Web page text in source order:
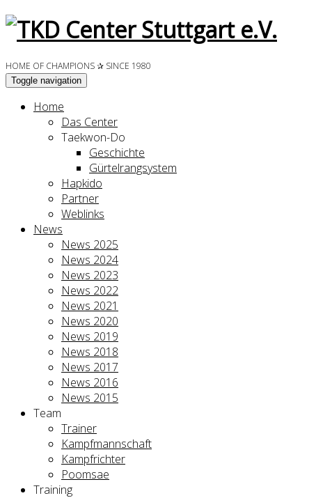
HOME OF CHAMPIONS ✰ SINCE 1980
Toggle navigation
Home
Das Center
Taekwon-Do
Geschichte
Gürtelrangsystem
Hapkido
Partner
Weblinks
News
News 2025
News 2024
News 2023
News 2022
News 2021
News 2020
News 2019
News 2018
News 2017
News 2016
News 2015
Team
Trainer
Kampfmannschaft
Kampfrichter
Poomsae
Training